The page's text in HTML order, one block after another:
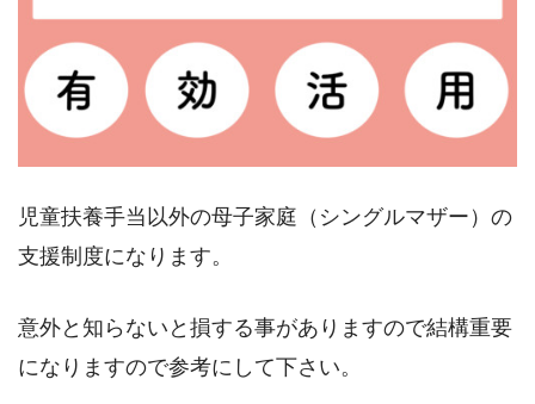
児童扶養手当以外の母子家庭（シングルマザー）の
支援制度になります。
意外と知らないと損する事がありますので結構重要
になりますので参考にして下さい。